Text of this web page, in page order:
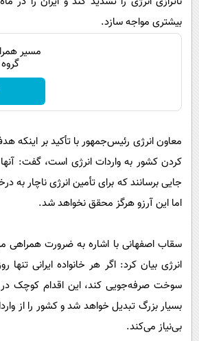
بیشتری مواجه سازد.
مسیر
گروه
معاون انرژی رئیس‌جمهور با تأکید بر اینکه
کردن کشور به واردات انرژی است، گفت: آنها
جایی برسانند که برای تأمین انرژی ناچار به
اما این آرزو هرگز محقق نخواهد شد.
سقاب اصفهانی با اشاره به ضرورت
انرژی بیان کرد: اگر هر خانواده ایرانی
سوخت صرفه‌جویی کند، این اقدام کوچک
بسیار بزرگ تبدیل خواهد شد و کشور را از
بی‌نیاز می‌کند.